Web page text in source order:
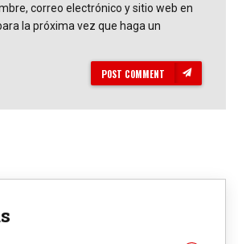
correo electrónico y sitio web en
la próxima vez que haga un
POST COMMENT